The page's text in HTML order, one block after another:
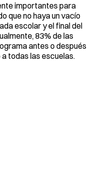
importantes para
que no haya un vacío
escolar y el final del
83% de las
antes o después
todas las escuelas.